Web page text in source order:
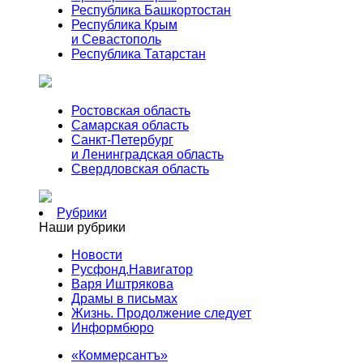
Республика Башкортостан
Республика Крым
и Севастополь
Республика Татарстан
Ростовская область
Самарская область
Санкт-Петербург
и Ленинградская область
Свердловская область
Рубрики
Наши рубрики
Новости
Русфонд.Навигатор
Варя Иштрякова
Драмы в письмах
Жизнь. Продолжение следует
Информбюро
«Коммерсантъ»